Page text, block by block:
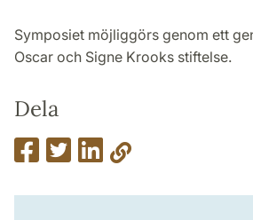
Symposiet möjliggörs genom ett
Oscar och Signe Krooks stiftelse.
Dela